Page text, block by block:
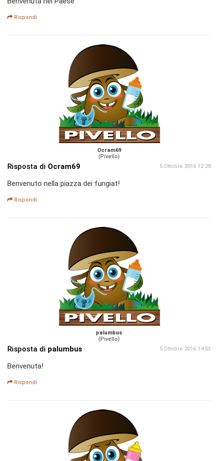
Rispondi
Ocram69
(Pivello)
Risposta di Ocram69 5 Ottobre 2016 12:28
Benvenuto nella piazza dei fungiat!
Rispondi
palumbus
(Pivello)
Risposta di palumbus 5 Ottobre 2016 14:53
Benvenuta!
Rispondi